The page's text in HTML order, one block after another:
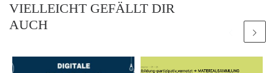
VIELLEICHT GEFÄLLT DIR
AUCH